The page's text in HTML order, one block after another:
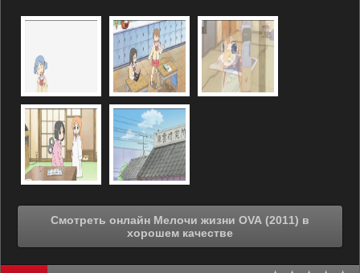
Смотреть онлайн Мелочи жизни OVA (2011) в
хорошем качестве